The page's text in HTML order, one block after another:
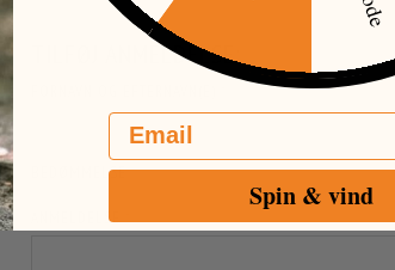
TILFØJ ANMELDELSE:
BEDØMMELSE
ANMELDELSE
Email
Spin & vind